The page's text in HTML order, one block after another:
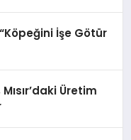
İşe Götür
Üretim